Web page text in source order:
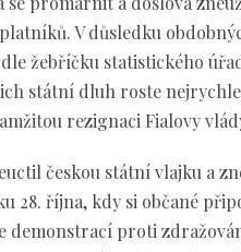
V důsledku
žebříčku statistického
státní dluh roste
rezignaci Fialovy
českou státní vlajku a
28. října, kdy si občané
demonstrací proti